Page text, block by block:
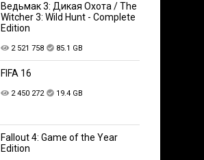
Ведьмак 3: Дикая Охота / The
Witcher 3: Wild Hunt - Complete
Edition
2 521 758 85.1 GB
FIFA 16
2 450 272 19.4 GB
Fallout 4: Game of the Year
Edition